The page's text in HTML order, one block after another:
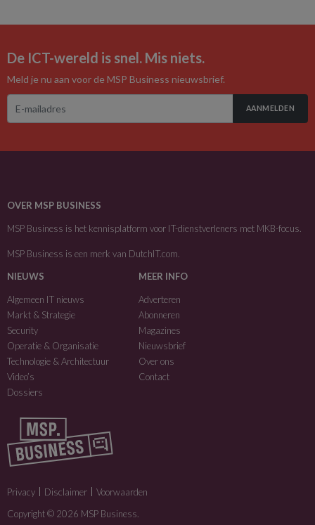
De ICT-wereld is snel. Mis niets.
Meld je nu aan voor de MSP Business nieuwsbrief.
AANMELDEN
OVER MSP BUSINESS
MSP Business is het kennisplatform voor IT-dienstverleners met MKB-focus.
MSP Business is een merk van DutchIT.com.
NIEUWS
Algemeen IT nieuws
Markt & Strategie
Security
Operatie & Organisatie
Technologie & Architectuur
Video’s
Dossiers
MEER INFO
Adverteren
Abonneren
Magazines
Nieuwsbrief
Over ons
Contact
Privacy Disclaimer
Voorwaarden
Copyright © 2026 MSP Business.